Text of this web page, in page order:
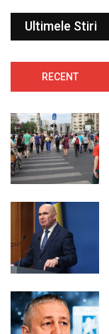
Ultimele Stiri
RECENT